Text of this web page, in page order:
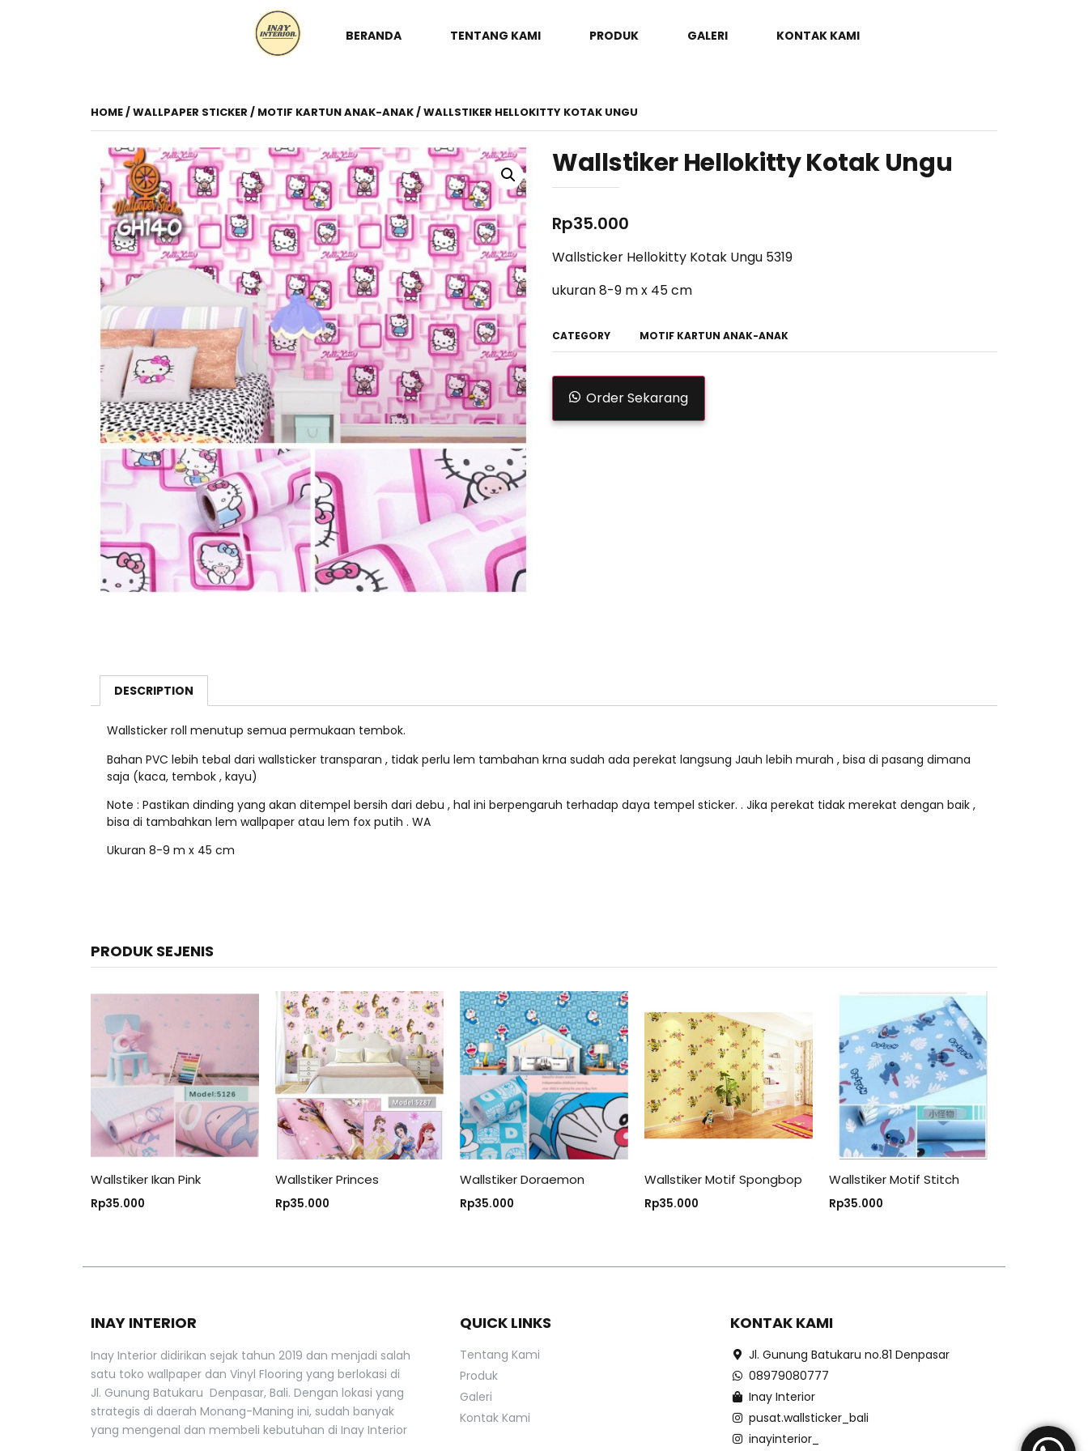
BERANDA TENTANG KAMI PRODUK GALERI KONTAK KAMI
HOME/WALLPAPER STICKER / MOTIF KARTUN ANAK-ANAK/ WALLSTIKER HELLOKITTY KOTAK UNGU
Wallstiker Hellokitty Kotak Ungu
Rp35.000
Wallsticker Hellokitty Kotak Ungu 5319
ukuran 8-9 m x 45 cm
CATEGORY MOTIF KARTUN ANAK-ANAK
Order Sekarang
DESCRIPTION
Wallsticker roll menutup semua permukaan tembok.
Bahan PVC lebih tebal dari wallsticker transparan , tidak perlu lem tambahan krna sudah ada perekat langsung Jauh lebih murah , bisa di pasang dimana
saja (kaca, tembok , kayu)
Note : Pastikan dinding yang akan ditempel bersih dari debu , hal ini berpengaruh terhadap daya tempel sticker. . Jika perekat tidak merekat dengan baik ,
bisa di tambahkan lem wallpaper atau lem fox putih . WA
Ukuran 8-9 m x 45 cm
PRODUK SEJENIS
Wallstiker Ikan Pink
Rp35.000
Wallstiker Princes
Rp35.000
Wallstiker Doraemon
Rp35.000
Wallstiker Motif Spongbop
Rp35.000
Wallstiker Motif Stitch
Rp35.000
INAY INTERIOR
Inay Interior didirikan sejak tahun 2019 dan menjadi salah
satu toko wallpaper dan Vinyl Flooring yang berlokasi di
Jl. Gunung Batukaru Denpasar, Bali. Dengan lokasi yang
strategis di daerah Monang-Maning ini, sudah banyak
yang mengenal dan membeli kebutuhan di Inay Interior
QUICK LINKS
Tentang Kami
Produk
Galeri
Kontak Kami
KONTAK KAMI
Jl. Gunung Batukaru no.81 Denpasar
08979080777
Inay Interior
pusat.wallsticker_bali
inayinterior_